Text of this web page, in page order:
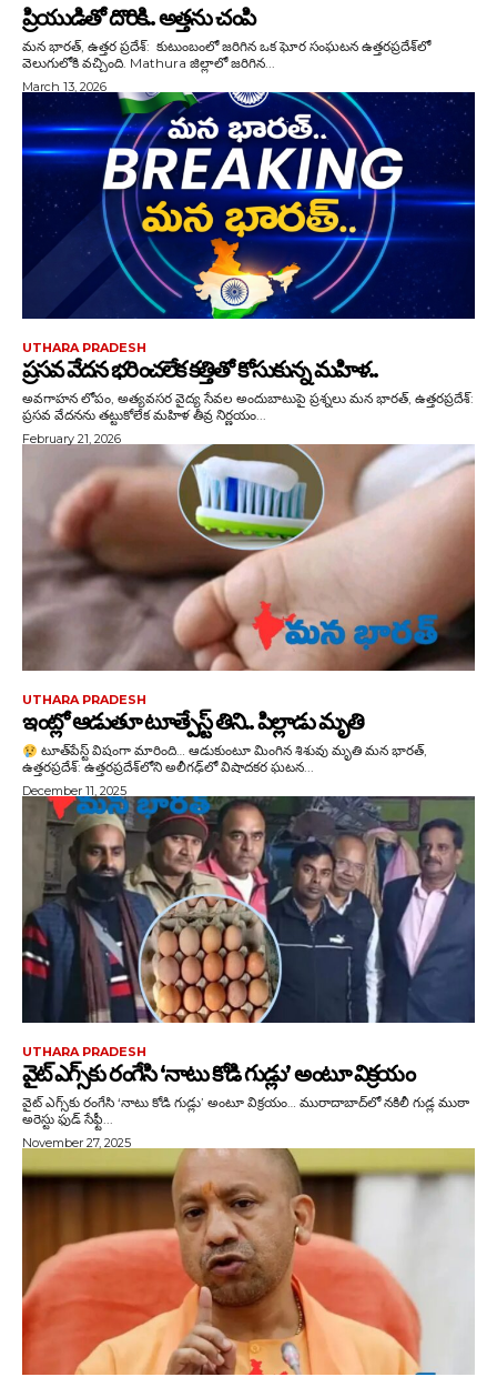
ప్రియుడితో దొరికి.. అత్తను చంపి
మన భారత్, ఉత్తర ప్రదేశ్: కుటుంబంలో జరిగిన ఒక ఘోర సంఘటన ఉత్తరప్రదేశ్‌లో
వెలుగులోకి వచ్చింది. Mathura జిల్లాలో జరిగిన...
March 13, 2026
UTHARA PRADESH
ప్రసవ వేదన భరించలేక కత్తితో కోసుకున్న మహిళ..
అవగాహన లోపం, అత్యవసర వైద్య సేవల అందుబాటుపై ప్రశ్నలు మన భారత్, ఉత్తరప్రదేశ్:
ప్రసవ వేదనను తట్టుకోలేక మహిళ తీవ్ర నిర్ణయం...
February 21, 2026
UTHARA PRADESH
ఇంట్లో ఆడుతూ టూత్పేస్ట్ తిని.. పిల్లాడు మృతి
టూత్‌పేస్ట్ విషంగా మారింది… ఆడుకుంటూ మింగిన శిశువు మృతి మన భారత్,
ఉత్తరప్రదేశ్: ఉత్తరప్రదేశ్‌లోని అలీగఢ్‌లో విషాదకర ఘటన...
December 11, 2025
UTHARA PRADESH
వైట్ ఎగ్స్‌కు రంగేసి ‘నాటు కోడి గుడ్లు’ అంటూ విక్రయం
వైట్ ఎగ్స్‌కు రంగేసి ‘నాటు కోడి గుడ్లు’ అంటూ విక్రయం… మురాదాబాద్‌లో నకిలీ గుడ్ల ముఠా
అరెస్టు ఫుడ్ సేఫ్టీ...
November 27, 2025